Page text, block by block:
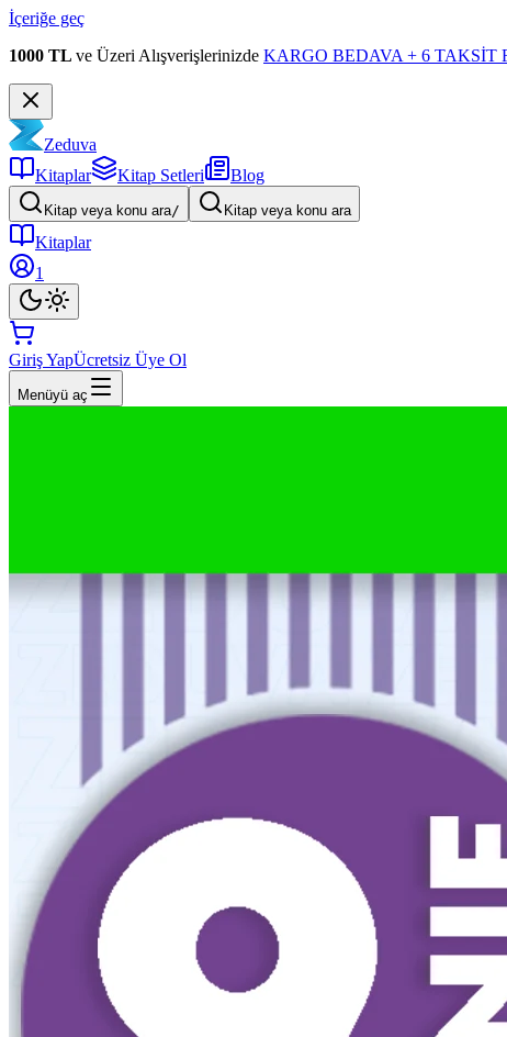
İçeriğe geç
1000 TL ve Üzeri Alışverişlerinizde KARGO BEDAVA + 6 TAKSİT
Zeduva
Kitaplar
Kitap Setleri Blog
Kitap veya konu ara/ Kitap veya konu ara
Kitaplar
1
Giriş YapÜcretsiz Üye Ol
Menüyü aç